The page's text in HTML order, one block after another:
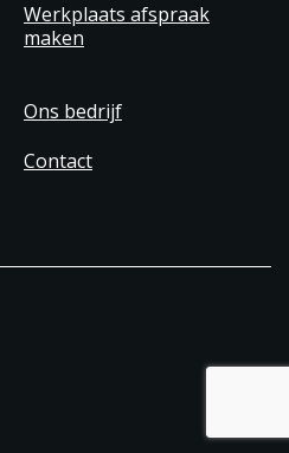
Werkplaats afspraak
maken
Ons bedrijf
Contact